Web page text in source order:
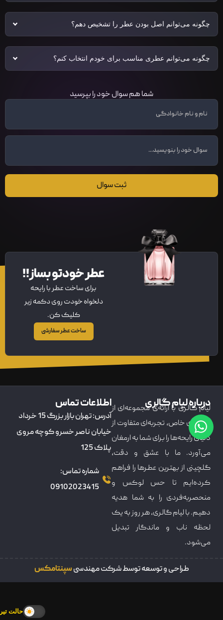
حالت تیره
چگونه می‌توانم اصل بودن عطر را تشخیص دهم؟
چگونه می‌توانم عطری مناسب برای خودم انتخاب کنم؟
شما هم سوال خود را بپرسید
ثبت سوال
عطر خودتو بساز!!
برای ساخت عطر با رایحه
دلخواه خودت روی دکمه زیر
کلیک کن.
ساخت عطر سفارشی
درباره لیام گالری
لیام گالری با ارائه‌ی مجموعه‌ای از
عطرهای خاص، تجربه‌ای متفاوت از
دنیای رایحه‌ها را برای شما به ارمغان
می‌آورد. ما با عشق و دقت،
گلچینی از بهترین عطرها را فراهم
کرده‌ایم تا حس لوکس و
منحصربه‌فردی را به شما هدیه
دهیم. با لیام گالری، هر روز به یک
لحظه ناب و ماندگار تبدیل
می‌شود.
اطلاعات تماس
آدرس: تهران بازار بزرگ 15 خرداد
خیابان ناصر خسرو کوچه مروی
پلاک 125
شماره تماس:
09102023415
طراحی و توسعه توسط شرکت مهندسیسپنتامکس